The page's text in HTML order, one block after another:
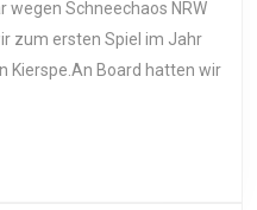
zum ersten Spiel im Jahr
Kierspe.An Board hatten wir